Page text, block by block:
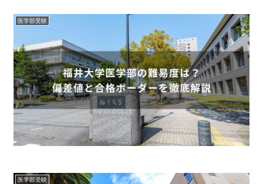
医学部受験
医学部受験